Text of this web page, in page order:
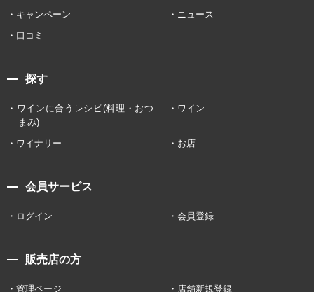
キャンペーン
ニュース
口コミ
探す
ワインに合うレシピ(料理・おつ
まみ)
ワイン
ワイナリー お店
会員サービス
ログイン 会員登録
販売店の方
管理ページ 店舗新規登録